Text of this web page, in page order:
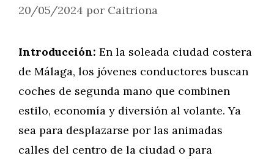
20/05/2024 por Caitriona
Introducción: En la soleada ciudad costera
de Málaga, los jóvenes conductores buscan
coches de segunda mano que combinen
estilo, economía y diversión al volante. Ya
sea para desplazarse por las animadas
calles del centro de la ciudad o para